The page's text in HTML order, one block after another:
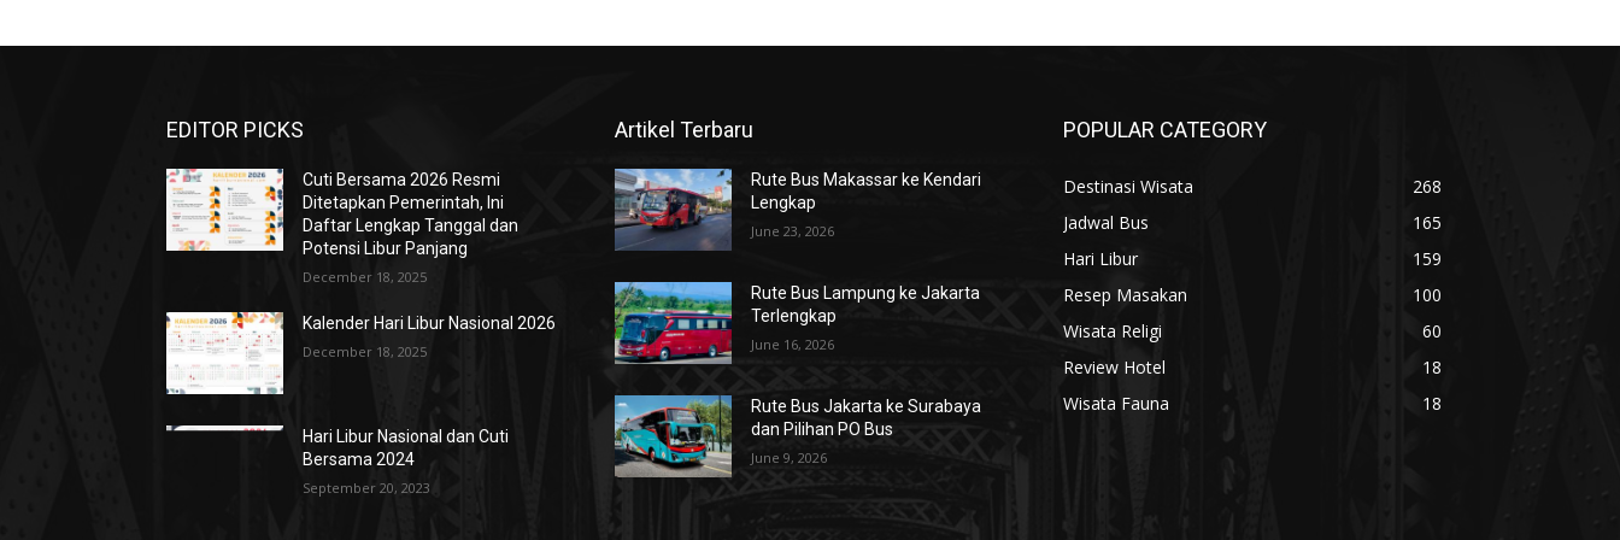
EDITOR PICKS
Cuti Bersama 2026 Resmi
Ditetapkan Pemerintah, Ini
Daftar Lengkap Tanggal dan
Potensi Libur Panjang
December 18, 2025
Kalender Hari Libur Nasional 2026
December 18, 2025
Hari Libur Nasional dan Cuti
Bersama 2024
September 20, 2023
Artikel Terbaru
Rute Bus Makassar ke Kendari
Lengkap
June 23, 2026
Rute Bus Lampung ke Jakarta
Terlengkap
June 16, 2026
Rute Bus Jakarta ke Surabaya
dan Pilihan PO Bus
June 9, 2026
POPULAR CATEGORY
Destinasi Wisata
268
Jadwal Bus
165
Hari Libur
159
Resep Masakan
100
Wisata Religi
60
Review Hotel
18
Wisata Fauna
18